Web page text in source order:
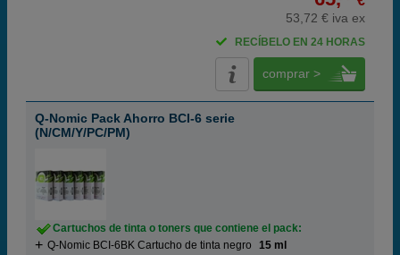
53,72 € iva ex
RECÍBELO EN 24 HORAS
comprar >
Q-Nomic Pack Ahorro BCI-6 serie
(N/CM/Y/PC/PM)
Cartuchos de tinta o toners que contiene el pack:
Q-Nomic BCI-6BK Cartucho de tinta negro
15 ml